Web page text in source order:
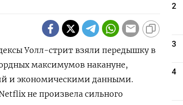
Уолл-стрит взяли передышку в
максимумов накануне,
и экономическими данными.
не произвела сильного
2
3
4